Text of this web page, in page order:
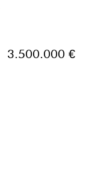
3.500.000 €